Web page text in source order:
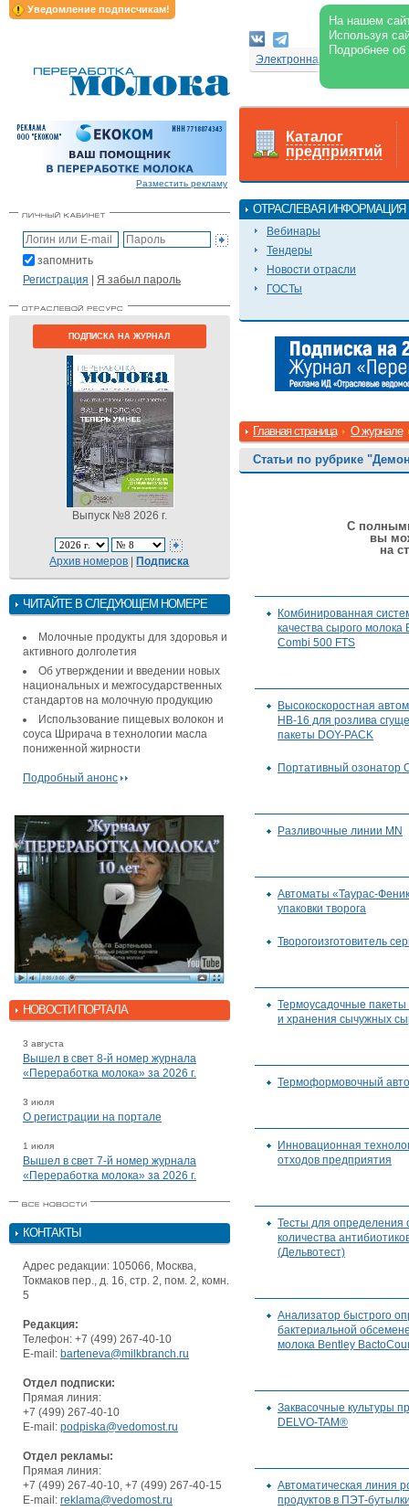
Уведомление подписчикам!
На нашем
Используя
Подробнее
Электронная версия
Разместить рекламу
запомнить
Регистрация | Я забыл пароль
ПОДПИСКА НА ЖУРНАЛ
Выпуск №8 2026 г.
Архив номеров |Подписка
ЧИТАЙТЕ В СЛЕДУЮЩЕМ НОМЕРЕ
Молочные продукты для здоровья и
активного долголетия
Об утверждении и введении новых
национальных и межгосударственных
стандартов на молочную продукцию
Использование пищевых волокон и
соуса Шрирача в технологии масла
пониженной жирности
Подробный анонс
НОВОСТИ ПОРТАЛА
3 августа
Вышел в свет 8-й номер журнала
«Переработка молока» за 2026 г.
3 июля
О регистрации на портале
1 июля
Вышел в свет 7-й номер журнала
«Переработка молока» за 2026 г.
КОНТАКТЫ
Адрес редакции: 105066, Москва,
Токмаков пер., д. 16, стр. 2, пом. 2, комн.
5
Редакция:
Телефон: +7 (499) 267-40-10
E-mail: barteneva@milkbranch.ru
Отдел подписки:
Прямая линия:
+7 (499) 267-40-10
E-mail: podpiska@vedomost.ru
Отдел рекламы:
Прямая линия:
+7 (499) 267-40-10, +7 (499) 267-40-15
E-mail: reklama@vedomost.ru
Каталог
предприятий
ОТРАСЛЕВАЯ ИНФОРМАЦИЯ
Вебинары
Тендеры
Новости отрасли
ГОСТы
Главная страница О журнале
Статьи по рубрике
С
вы
на
Комбинированная
качества сырого молока
Combi 500 FTS
Высокоскоростная
НВ-16 для розлива
пакеты DOY-PACK
Портативный
Разливочные линии MN
Автоматы «Таурас-
упаковки творога
Творогоизготовитель
Термоусадочные
и хранения сычужных
Термоформовочный
Инновационная
отходов предприятия
Тесты для определения
количества
(Дельвотест)
Анализатор быстрого
бактериальной
молока Bentley
Заквасочные культуры
DELVO-TAM®
Автоматическая линия
продуктов в ПЭТ-